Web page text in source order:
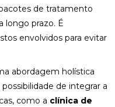
de tratamento
longo prazo. É
envolvidos para evitar
abordagem holística
de integrar a
como a clínica de